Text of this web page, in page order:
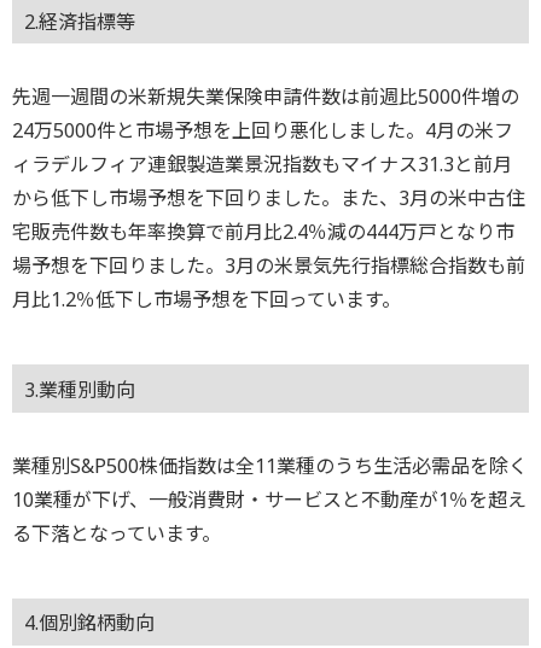
2.経済指標等
先週一週間の米新規失業保険申請件数は前週比5000件増の
24万5000件と市場予想を上回り悪化しました。4月の米フ
ィラデルフィア連銀製造業景況指数もマイナス31.3と前月
から低下し市場予想を下回りました。また、3月の米中古住
宅販売件数も年率換算で前月比2.4％減の444万戸となり市
場予想を下回りました。3月の米景気先行指標総合指数も前
月比1.2％低下し市場予想を下回っています。
3.業種別動向
業種別S&P500株価指数は全11業種のうち生活必需品を除く
10業種が下げ、一般消費財・サービスと不動産が1％を超え
る下落となっています。
4.個別銘柄動向